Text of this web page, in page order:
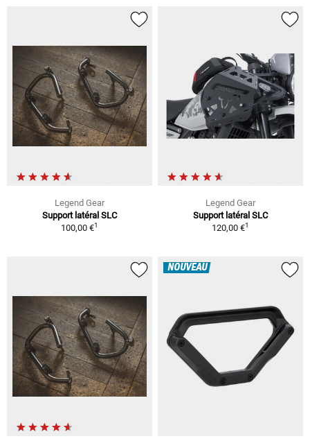
Legend Gear
Support latéral SLC
100,00 €1
Legend Gear
Support latéral SLC
120,00 €1
NOUVEAU